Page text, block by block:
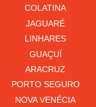
COLATINA
JAGUARÉ
LINHARES
GUAÇUÍ
ARACRUZ
PORTO SEGURO
NOVA VENÉCIA